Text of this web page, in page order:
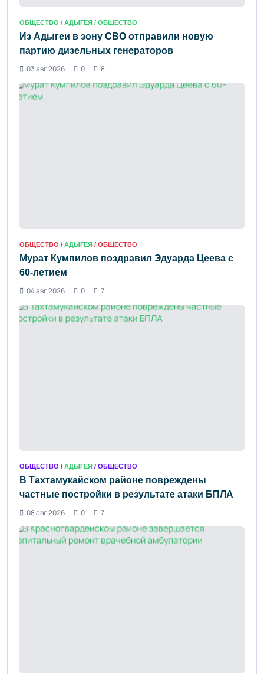
ОБЩЕСТВО / АДЫГЕЯ / ОБЩЕСТВО
Из Адыгеи в зону СВО отправили новую
партию дизельных генераторов
03 авг 2026
0 8
ОБЩЕСТВО / АДЫГЕЯ / ОБЩЕСТВО
Мурат Кумпилов поздравил Эдуарда Цеева с
60-летием
04 авг 2026
0 7
ОБЩЕСТВО / АДЫГЕЯ / ОБЩЕСТВО
В Тахтамукайском районе повреждены
частные постройки в результате атаки БПЛА
08 авг 2026
0 7